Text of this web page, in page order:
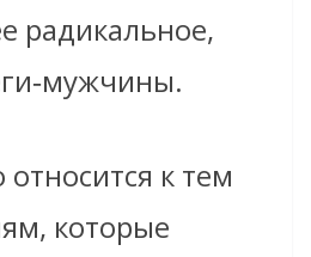
радикальное,
к тем
которые